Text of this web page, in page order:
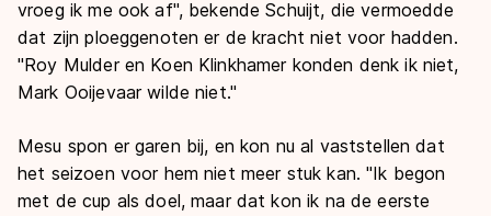
vroeg ik me ook af", bekende Schuijt, die vermoedde
dat zijn ploeggenoten er de kracht niet voor hadden.
"Roy Mulder en Koen Klinkhamer konden denk ik niet,
Mark Ooijevaar wilde niet."
Mesu spon er garen bij, en kon nu al vaststellen dat
het seizoen voor hem niet meer stuk kan. "Ik begon
met de cup als doel, maar dat kon ik na de eerste